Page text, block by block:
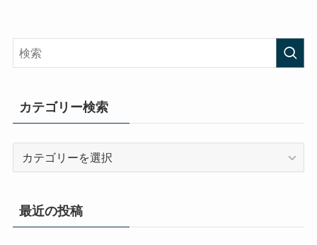
カテゴリー検索
リ
最近の投稿